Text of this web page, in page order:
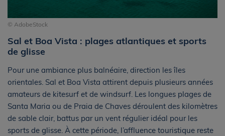
© AdobeStock
Sal et Boa Vista : plages atlantiques et sports
de glisse
Pour une ambiance plus balnéaire, direction les îles
orientales. Sal et Boa Vista attirent depuis plusieurs années
amateurs de kitesurf et de windsurf. Les longues plages de
Santa Maria ou de Praia de Chaves déroulent des kilomètres
de sable clair, battus par un vent régulier idéal pour les
sports de glisse. À cette période, l’affluence touristique reste